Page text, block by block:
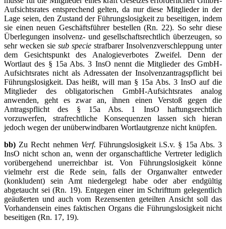
Aufsichtsrates entsprechend gelten, da nur diese Mitglieder in der
Lage seien, den Zustand der Führungslosigkeit zu beseitigen, indem
sie einen neuen Geschäftsführer bestellen (Rn. 22). So sehr diese
Überlegungen insolvenz- und gesellschaftsrechtlich überzeugen, so
sehr wecken sie sub specie strafbarer Insolvenzverschleppung unter
dem Gesichtspunkt des Analogieverbotes Zweifel. Denn der
Wortlaut des § 15a Abs. 3 InsO nennt die Mitglieder des GmbH-
Aufsichtsrates nicht als Adressaten der Insolvenzantragspflicht bei
Führungslosigkeit. Das heißt, will man § 15a Abs. 3 InsO auf die
Mitglieder des obligatorischen GmbH-Aufsichtsrates analog
anwenden, geht es zwar an, ihnen einen Verstoß gegen die
Antragspflicht des § 15a Abs. 1 InsO haftungsrechtlich
vorzuwerfen, strafrechtliche Konsequenzen lassen sich hieran
jedoch wegen der unüberwindbaren Wortlautgrenze nicht knüpfen.
bb) Zu Recht nehmen Verf. Führungslosigkeit i.S.v. § 15a Abs. 3
InsO nicht schon an, wenn der organschaftliche Vertreter lediglich
vorübergehend unerreichbar ist. Von Führungslosigkeit könne
vielmehr erst die Rede sein, falls der Organwalter entweder
(konkludent) sein Amt niedergelegt habe oder aber endgültig
abgetaucht sei (Rn. 19). Entgegen einer im Schrifttum gelegentlich
geäußerten und auch vom Rezensenten geteilten Ansicht soll das
Vorhandensein eines faktischen Organs die Führungslosigkeit nicht
beseitigen (Rn. 17, 19).